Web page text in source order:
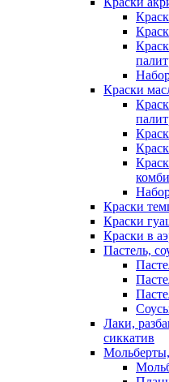
Краски
Краски
Краски
Краски в
Пастель,
Лаки,
сиккатив